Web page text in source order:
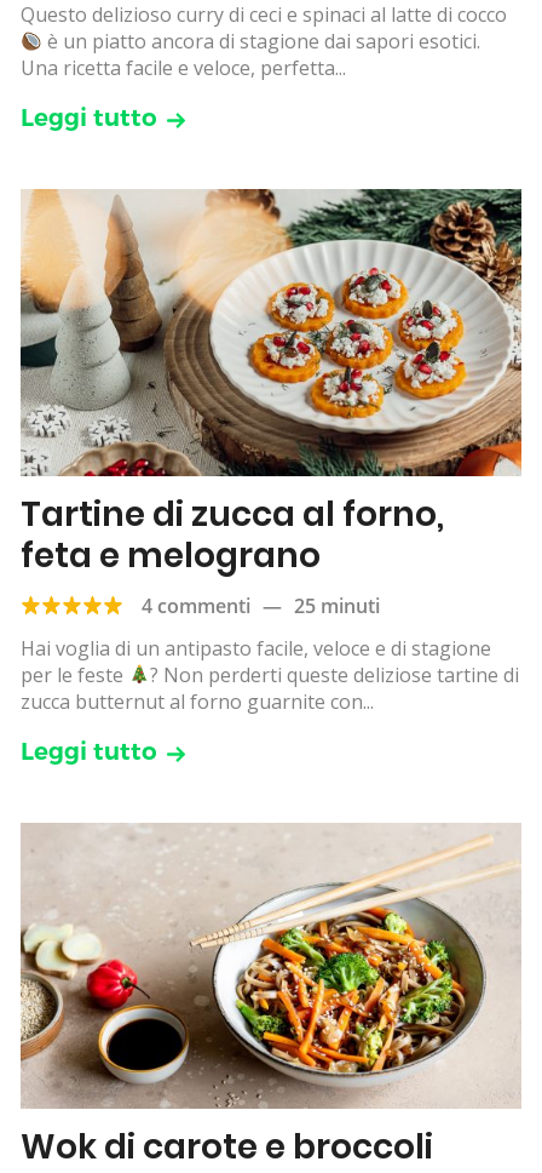
Questo delizioso curry di ceci e spinaci al latte di cocco
è un piatto ancora di stagione dai sapori esotici.
Una ricetta facile e veloce, perfetta...
Leggi tutto
Tartine di zucca al forno,
feta e melograno
4 commenti — 25 minuti
Hai voglia di un antipasto facile, veloce e di stagione
per le feste
? Non perderti queste deliziose tartine di
zucca butternut al forno guarnite con...
Leggi tutto
Wok di carote e broccoli